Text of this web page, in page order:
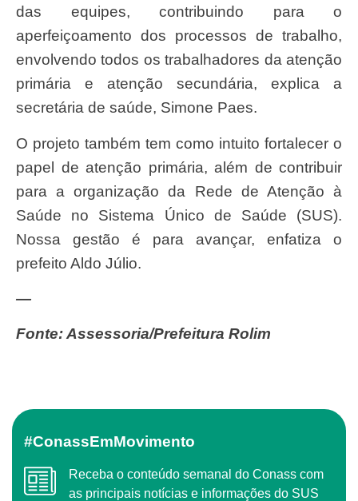
das equipes, contribuindo para o
aperfeiçoamento dos processos de trabalho,
envolvendo todos os trabalhadores da atenção
primária e atenção secundária, explica a
secretária de saúde, Simone Paes.
O projeto também tem como intuito fortalecer o
papel de atenção primária, além de contribuir
para a organização da Rede de Atenção à
Saúde no Sistema Único de Saúde (SUS).
Nossa gestão é para avançar, enfatiza o
prefeito Aldo Júlio.
—
Fonte: Assessoria/Prefeitura Rolim
#ConassEmMovimento
Receba o conteúdo semanal do Conass com
as principais notícias e informações do SUS